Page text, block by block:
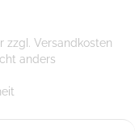
zzgl. Versandkosten
anders